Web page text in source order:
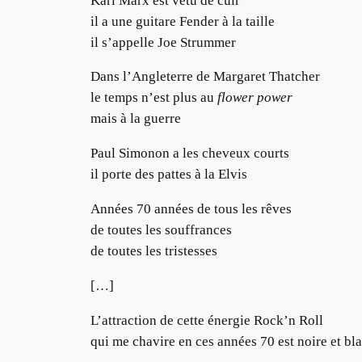
il a une guitare Fender à la taille
il s’appelle Joe Strummer
Dans l’Angleterre de Margaret Thatcher
le temps n’est plus au flower power
mais à la guerre
Paul Simonon a les cheveux courts
il porte des pattes à la Elvis
Années 70 années de tous les rêves
de toutes les souffrances
de toutes les tristesses
[…]
L’attraction de cette énergie Rock’n Roll
qui me chavire en ces années 70 est noire et